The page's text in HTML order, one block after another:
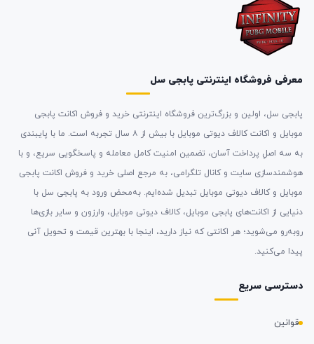
معرفی فروشگاه اینترنتی پابجی سل
پابجی سل، اولین و بزرگ‌ترین فروشگاه اینترنتی خرید و فروش اکانت پابجی
موبایل و اکانت کالاف دیوتی موبایل با بیش از ۸ سال تجربه است. ما با پایبندی
به سه اصلِ پرداخت آسان، تضمین امنیت کامل معامله و پاسخگویی سریع، و با
هوشمندسازی سایت و کانال تلگرامی، به مرجع اصلی خرید و فروش اکانت پابجی
موبایل و کالاف دیوتی موبایل تبدیل شده‌ایم. به‌محض ورود به پابجی سل با
دنیایی از اکانت‌های پابجی موبایل، کالاف دیوتی موبایل، وارزون و سایر بازی‌ها
روبه‌رو می‌شوید؛ هر اکانتی که نیاز دارید، اینجا با بهترین قیمت و تحویل آنی
پیدا می‌کنید.
دسترسی سریع
قوانین